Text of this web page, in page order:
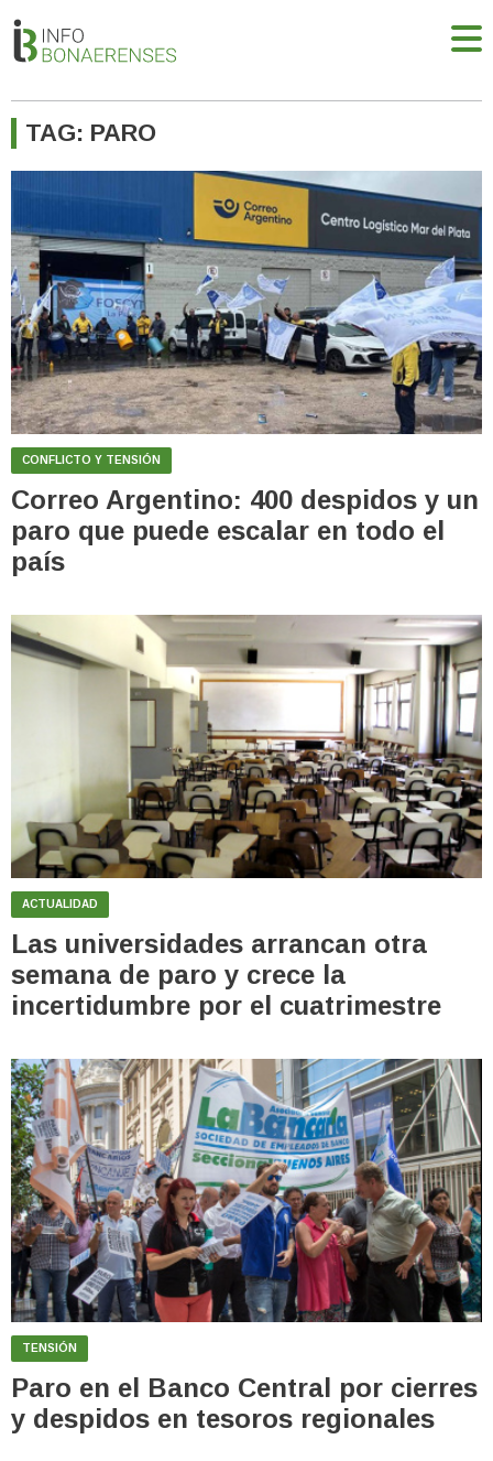
TAG: PARO
CONFLICTO Y TENSIÓN
Correo Argentino: 400 despidos y un
paro que puede escalar en todo el
país
ACTUALIDAD
Las universidades arrancan otra
semana de paro y crece la
incertidumbre por el cuatrimestre
TENSIÓN
Paro en el Banco Central por cierres
y despidos en tesoros regionales